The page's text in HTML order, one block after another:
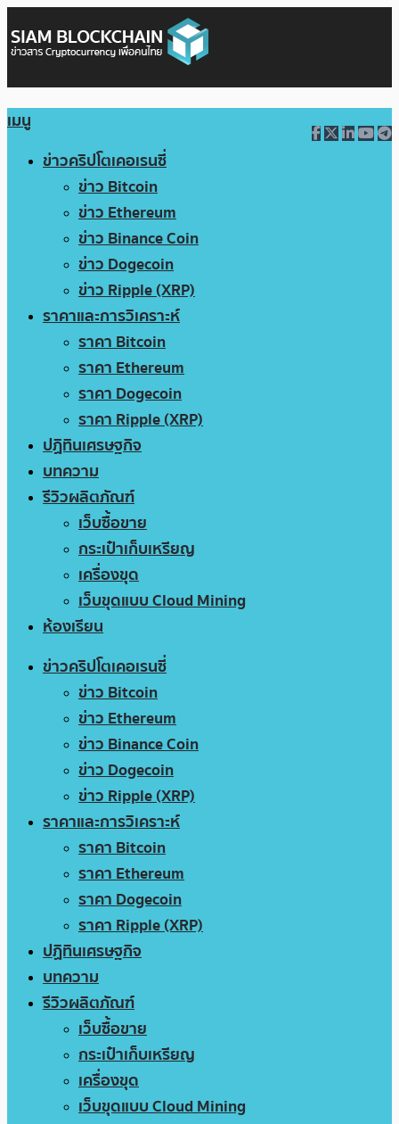
เมนู
ข่าวคริปโตเคอเรนซี่
ข่าว Bitcoin
ข่าว Ethereum
ข่าว Binance Coin
ข่าว Dogecoin
ข่าว Ripple (XRP)
ราคาและการวิเคราะห์
ราคา Bitcoin
ราคา Ethereum
ราคา Dogecoin
ราคา Ripple (XRP)
ปฏิทินเศรษฐกิจ
บทความ
รีวิวผลิตภัณฑ์
เว็บซื้อขาย
กระเป๋าเก็บเหรียญ
เครื่องขุด
เว็บขุดแบบ Cloud Mining
ห้องเรียน
ข่าวคริปโตเคอเรนซี่
ข่าว Bitcoin
ข่าว Ethereum
ข่าว Binance Coin
ข่าว Dogecoin
ข่าว Ripple (XRP)
ราคาและการวิเคราะห์
ราคา Bitcoin
ราคา Ethereum
ราคา Dogecoin
ราคา Ripple (XRP)
ปฏิทินเศรษฐกิจ
บทความ
รีวิวผลิตภัณฑ์
เว็บซื้อขาย
กระเป๋าเก็บเหรียญ
เครื่องขุด
เว็บขุดแบบ Cloud Mining